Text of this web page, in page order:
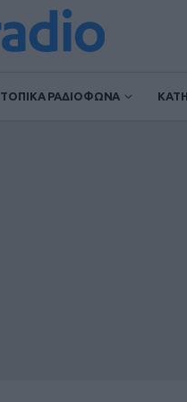
ΤΟΠΙΚΑ ΡΑΔΙΟΦΩΝΑ